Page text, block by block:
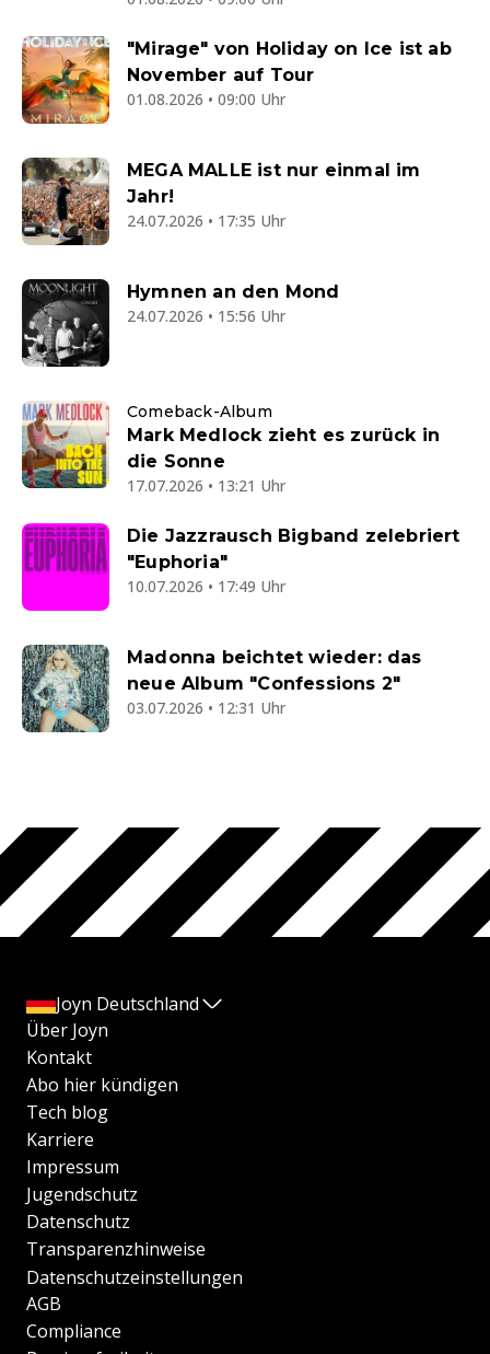
"Mirage" von Holiday on Ice ist ab
November auf Tour
01.08.2026 • 09:00 Uhr
MEGA MALLE ist nur einmal im
Jahr!
24.07.2026 • 17:35 Uhr
Hymnen an den Mond
24.07.2026 • 15:56 Uhr
Comeback-Album
Mark Medlock zieht es zurück in
die Sonne
17.07.2026 • 13:21 Uhr
Die Jazzrausch Bigband zelebriert
"Euphoria"
10.07.2026 • 17:49 Uhr
Madonna beichtet wieder: das
neue Album "Confessions 2"
03.07.2026 • 12:31 Uhr
Joyn Deutschland
Über Joyn
Kontakt
Abo hier kündigen
Tech blog
Karriere
Impressum
Jugendschutz
Datenschutz
Transparenzhinweise
Datenschutzeinstellungen
AGB
Compliance